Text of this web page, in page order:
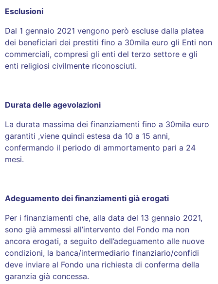
Esclusioni
Dal 1 gennaio 2021 vengono però escluse dalla platea
dei beneficiari dei prestiti fino a 30mila euro gli Enti non
commerciali, compresi gli enti del terzo settore e gli
enti religiosi civilmente riconosciuti.
Durata delle agevolazioni
La durata massima dei finanziamenti fino a 30mila euro
garantiti ,viene quindi estesa da 10 a 15 anni,
confermando il periodo di ammortamento pari a 24
mesi.
Adeguamento dei finanziamenti già erogati
Per i finanziamenti che, alla data del 13 gennaio 2021,
sono già ammessi all’intervento del Fondo ma non
ancora erogati, a seguito dell’adeguamento alle nuove
condizioni, la banca/intermediario finanziario/confidi
deve inviare al Fondo una richiesta di conferma della
garanzia già concessa.